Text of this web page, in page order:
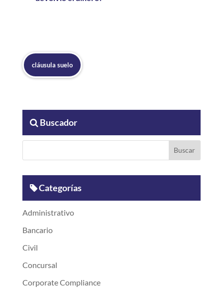
cláusula suelo
Buscador
Categorías
Administrativo
Bancario
Civil
Concursal
Corporate Compliance